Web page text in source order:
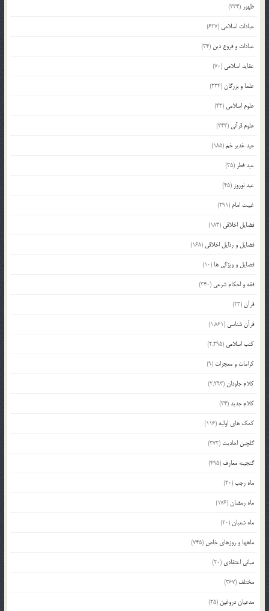
ظهور (334)
عبادات اسلامی (627)
عبادات و فروع دین (34)
عقاید اسلامی (70)
علما و بزرگان(224)
علوم اسلامی (43)
علوم قرآنی (343)
عید غدیر خم(185)
عید فطر (35)
عید نوروز (45)
غیبت امام (291)
فضایل اخلاقی (183)
فضایل و رذایل اخلاقی (168)
فضایل و ویژگی ها (10)
فقه و احکام شرعی (340)
قرآن(23)
قرآن شناسی (1,861)
کتب اسلامی (2,295)
کرامات و معجزات (9)
کلام جاودان(2,293)
کلام جدید(34)
کمک های اولیه (116)
گلچین احادیث (372)
گنجینه معارف (495)
ماه رجب(20)
ماه رمضان(176)
ماه شعبان(20)
ماهها و روزهای خاص (745)
مبانی اعتقادی (20)
مختلف (367)
مدعیان دروغین (25)